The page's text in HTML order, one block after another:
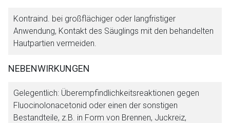
Kontraind. bei großflächiger oder langfristiger
Anwendung, Kontakt des Säuglings mit den behandelten
Hautpartien vermeiden.
NEBENWIRKUNGEN
Gelegentlich: Überempfindlichkeitsreaktionen gegen
Fluocinolonacetonid oder einen der sonstigen
Bestandteile, z.B. in Form von Brennen, Juckreiz,